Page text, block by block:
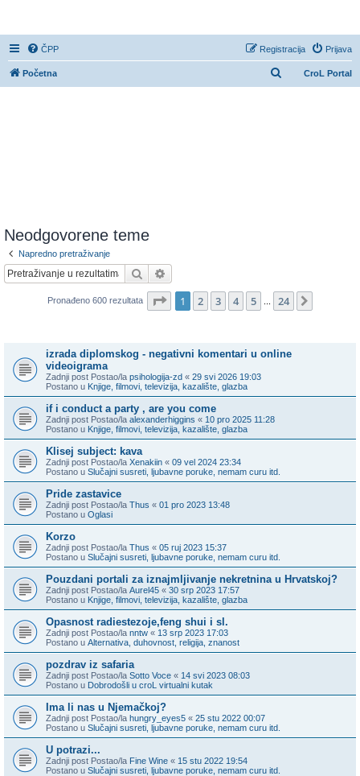
ČPP Prijava
Registracija
CroL Portal
Početna
Neodgovorene teme
Napredno pretraživanje
Pretražnik
Pronađeno 600 rezultata Stranica: 1/ 24.
1 2 3 4 5 24
izrada diplomskog - negativni komentari u online
videoigrama
Zadnji post Postao/la psihologija-zd « 29 svi 2026 19:03
Postano u Knjige, filmovi, televizija, kazalište, glazba
if i conduct a party , are you come
Zadnji post Postao/la alexanderhiggins « 10 pro 2025 11:28
Postano u Knjige, filmovi, televizija, kazalište, glazba
Klisej subject: kava
Zadnji post Postao/la Xenakiin « 09 vel 2024 23:34
Postano u Slučajni susreti, ljubavne poruke, nemam curu itd.
Pride zastavice
Zadnji post Postao/la Thus « 01 pro 2023 13:48
Postano u Oglasi
Korzo
Zadnji post Postao/la Thus « 05 ruj 2023 15:37
Postano u Slučajni susreti, ljubavne poruke, nemam curu itd.
Pouzdani portali za iznajmljivanje nekretnina u Hrvatskoj?
Zadnji post Postao/la Aurel45 « 30 srp 2023 17:57
Postano u Knjige, filmovi, televizija, kazalište, glazba
Opasnost radiestezoje,feng shui i sl.
Zadnji post Postao/la nntw « 13 srp 2023 17:03
Postano u Alternativa, duhovnost, religija, znanost
pozdrav iz safaria
Zadnji post Postao/la Sotto Voce « 14 svi 2023 08:03
Postano u Dobrodošli u croL virtualni kutak
Ima li nas u Njemačkoj?
Zadnji post Postao/la hungry_eyes5 « 25 stu 2022 00:07
Postano u Slučajni susreti, ljubavne poruke, nemam curu itd.
U potrazi...
Zadnji post Postao/la Fine Wine « 15 stu 2022 19:54
Postano u Slučajni susreti, ljubavne poruke, nemam curu itd.